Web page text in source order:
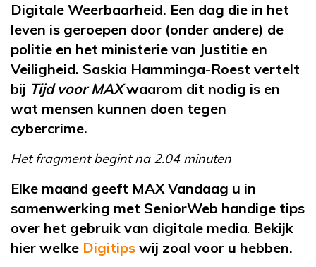
Digitale Weerbaarheid. Een dag die in het
leven is geroepen door (onder andere) de
politie en het ministerie van Justitie en
Veiligheid. Saskia Hamminga-Roest vertelt
bij Tijd voor MAXwaarom dit nodig is en
wat mensen kunnen doen tegen
cybercrime.
Het fragment begint na 2.04 minuten
Elke maand geeft MAX Vandaag u in
samenwerking met SeniorWeb handige tips
over het gebruik van digitale media. Bekijk
hier welke Digitips wij zoal voor u hebben.